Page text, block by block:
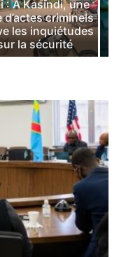
: À Kasindi, une
d’actes criminels
les inquiétudes
la sécurité